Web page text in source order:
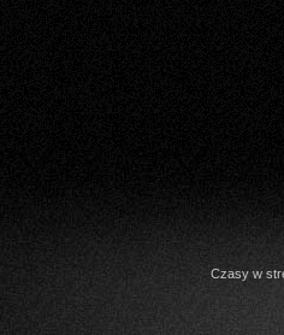
Czasy w